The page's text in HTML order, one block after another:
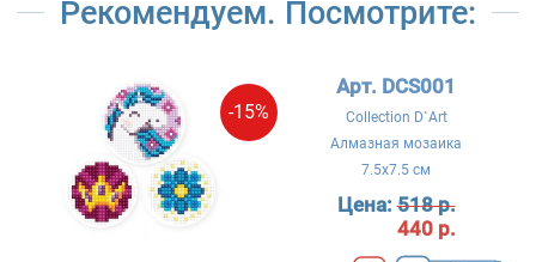
Рекомендуем. Посмотрите:
-15%
Арт. DCS001
Collection D`Art
Алмазная мозаика
7.5x7.5 см
Цена:518 р.
440 р.